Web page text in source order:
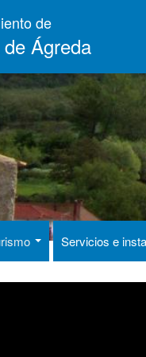
de
Ágreda
Servicios e